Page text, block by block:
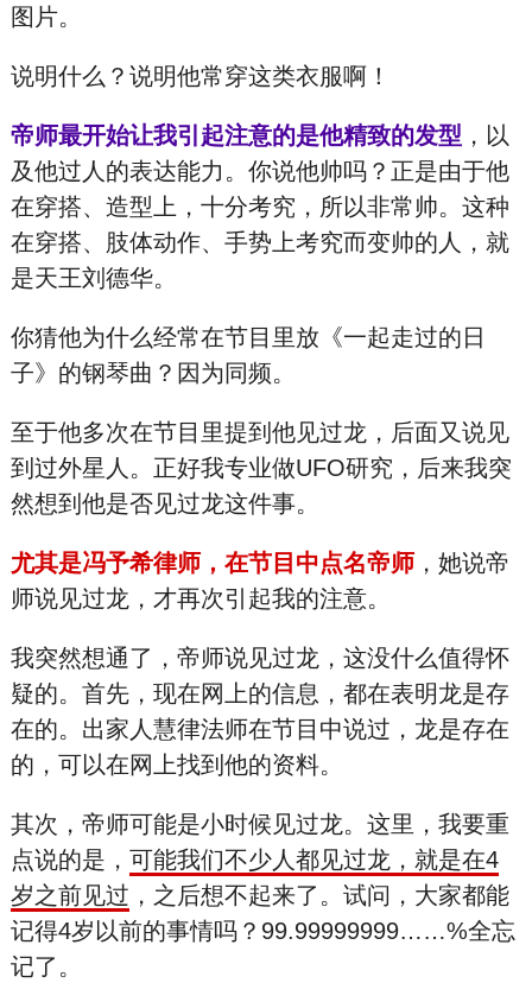
图片。
说明什么？说明他常穿这类衣服啊！
帝师最开始让我引起注意的是他精致的发型 ，以
及他过人的表达能力。你说他帅吗？正是由于他
在穿搭、造型上，十分考究，所以非常帅。这种
在穿搭、肢体动作、手势上考究而变帅的人，就
是天王刘德华。
你猜他为什么经常在节目里放《一起走过的日
子》的钢琴曲？因为同频。
至于他多次在节目里提到他见过龙，后面又说见
到过外星人。正好我专业做UFO研究，后来我突
然想到他是否见过龙这件事。
尤其是冯予希律师，在节目中点名帝师，她说帝
师说见过龙，才再次引起我的注意。
我突然想通了，帝师说见过龙，这没什么值得怀
疑的。首先，现在网上的信息，都在表明龙是存
在的。出家人慧律法师在节目中说过，龙是存在
的，可以在网上找到他的资料。
其次，帝师可能是小时候见过龙。这里，我要重
点说的是， 可能我们不少人都见过龙，就是在4
岁之前见过 ，之后想不起来了。试问，大家都能
记得4岁以前的事情吗？99.99999999……%全忘
记了。